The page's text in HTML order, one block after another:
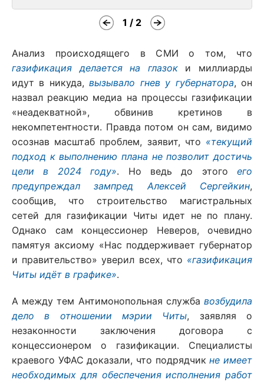
1 / 2
Анализ происходящего в СМИ о том, что
газификация делается на глазоки миллиарды
идут в никуда,вызывало гнев у губернатора, он
назвал реакцию медиа на процессы газификации
«неадекватной», обвинив кретинов в
некомпетентности. Правда потом он сам, видимо
осознав масштаб проблем, заявит, что «текущий
подход к выполнению плана не позволит достичь
цели в 2024 году». Но ведь до этого его
предупреждал зампред Алексей Сергейкин,
сообщив, что строительство магистральных
сетей для газификации Читы идет не по плану.
Однако сам концессионер Неверов, очевидно
памятуя аксиому «Нас поддерживает губернатор
и правительство» уверил всех, что «газификация
Читы идёт в графике».
А между тем Антимонопольная служба возбудила
дело в отношении мэрии Читы, заявляя о
незаконности заключения договора с
концессионером о газификации. Специалисты
краевого УФАС доказали, что подрядчикне имеет
необходимых для обеспечения исполнения работ